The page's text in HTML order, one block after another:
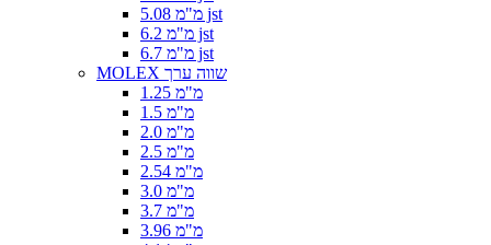
5.08 מ"מ jst
6.2 מ"מ jst
6.7 מ"מ jst
MOLEX שווה ערך
1.25 מ"מ
1.5 מ"מ
2.0 מ"מ
2.5 מ"מ
2.54 מ"מ
3.0 מ"מ
3.7 מ"מ
3.96 מ"מ